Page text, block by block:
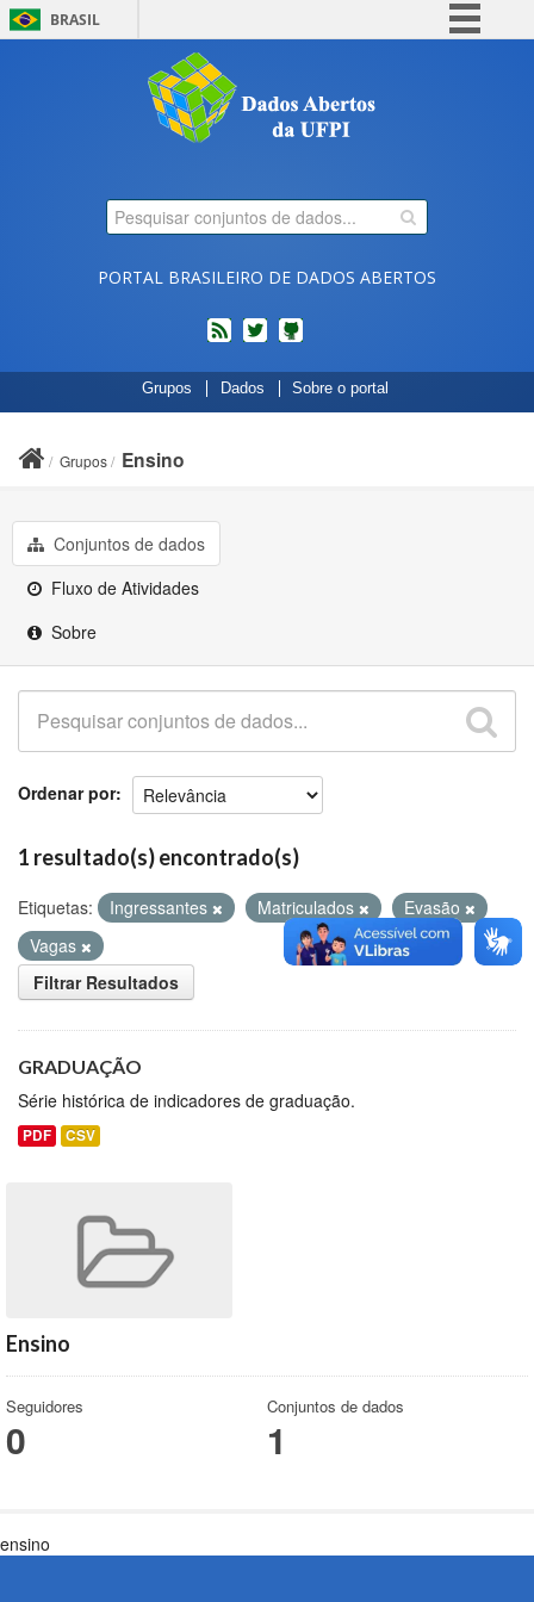
BRASIL
Comunica BR
Participe
Legislação
PORTAL BRASILEIRO DE DADOS ABERTOS
feed twitterCódigos
fonte
de
Grupos Dados Sobre o portal
Grupos Ensino
Conjuntos de dados
Fluxo de Atividades
Sobre
Ordenar por
1 resultado(s) encontrado(s)
Etiquetas: Ingressantes Matriculados
Evasão
Vagas
Filtrar Resultados
GRADUAÇÃO
Série histórica de indicadores de graduação.
PDF CSV
Ensino
Seguidores
0
Conjuntos de dados
1
ensino